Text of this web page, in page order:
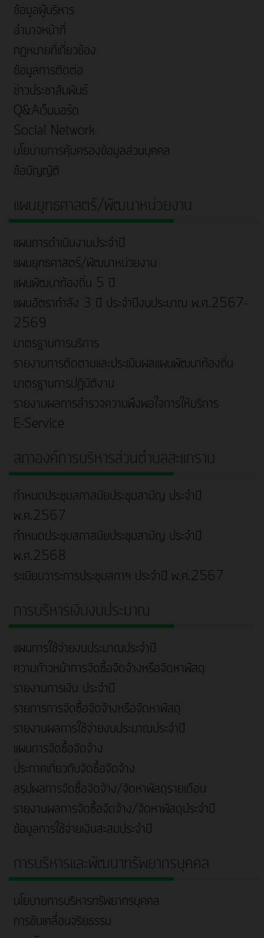
ข้อมูลผู้บริหาร
อำนาจหน้าที่
กฎหมายที่เกี่ยวข้อง
ข้อมูลการติดต่อ
ข่าวประชาสัมพันธ์
Q&Aเว็บบอร์ด
Social Network
นโยบายการคุ้มครองข้อมูลส่วนบุคคล
ข้อบัญญัติ
แผนยุทธศาสตร์/พัฒนาหน่วยงาน
แผนการดำเนินงานประจำปี
แผนยุทธศาสตร์/พัฒนาหน่วยงาน
แผนพัฒนาท้องถิ่น 5 ปี
แผนอัตรากำลัง 3 ปี ประจำปีงบประมาณ พ.ศ.2567-
2569
มาตรฐานการบริการ
รายงานการติดตามและประเมินผลแผนพัฒนาท้องถิ่น
มาตรฐานการปฎิบัติงาน
รายงานผลการสำรวจความพึงพอใจการให้บริการ
E-Service
สภาองค์การบริหารส่วนตำบลสะแกราบ
กำหนดประชุมสภาสมัยประชุมสามัญ ประจำปี
พ.ศ.2567
กำหนดประชุมสภาสมัยประชุมสามัญ ประจำปี
พ.ศ.2568
ระเบียบวาระการประชุมสภาฯ ประจำปี พ.ศ.2567
การบริหารเงินงบประมาณ
แผนการใช้จ่ายงบประมาณประจำปี
ความก้าวหน้าการจัดซื้อจัดจ้างหรือจัดหาพัสดุ
รายงานการเงิน ประจำปี
รายการการจัดซื้อจัดจ้างหรือจัดหาพัสดุ
รายงานผลการใช้จ่ายงบประมาณประจำปี
แผนการจัดซื้อจัดจ้าง
ประกาศเกี่ยวกับจัดซื้อจัดจ้าง
สรุปผลการจัดซื้อจัดจ้าง/จัดหาพัสดุรายเดือน
รายงานผลการจัดซื้อจัดจ้าง/จัดหาพัสดุประจำปี
ข้อมูลการใช้จ่ายเงินสะสมประจำปี
การบริหารและพัฒนาทรัพยากรบุคคล
นโยบายการบริหารทรัพยากรบุคคล
การขับเคลื่อนจริยธรรม